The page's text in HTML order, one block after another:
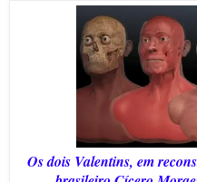
Os dois Valentins, em